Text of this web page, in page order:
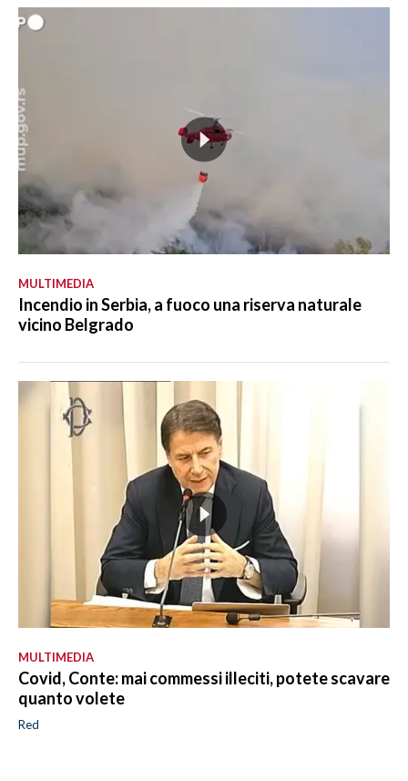
MULTIMEDIA
Incendio in Serbia, a fuoco una riserva naturale
vicino Belgrado
MULTIMEDIA
Covid, Conte: mai commessi illeciti, potete scavare
quanto volete
Red